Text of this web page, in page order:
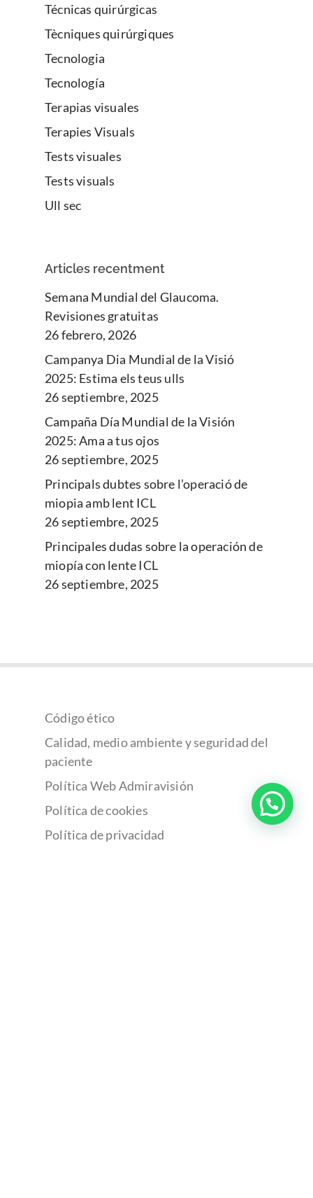
Técnicas quirúrgicas
Tècniques quirúrgiques
Tecnologia
Tecnología
Terapias visuales
Terapies Visuals
Tests visuales
Tests visuals
Ull sec
Articles recentment
Semana Mundial del Glaucoma.
Revisiones gratuitas
26 febrero, 2026
Campanya Dia Mundial de la Visió
2025: Estima els teus ulls
26 septiembre, 2025
Campaña Día Mundial de la Visión
2025: Ama a tus ojos
26 septiembre, 2025
Principals dubtes sobre l’operació de
miopia amb lent ICL
26 septiembre, 2025
Principales dudas sobre la operación de
miopía con lente ICL
26 septiembre, 2025
Código ético
Calidad, medio ambiente y seguridad del
paciente
Política Web Admiravisión
Política de cookies
Política de privacidad